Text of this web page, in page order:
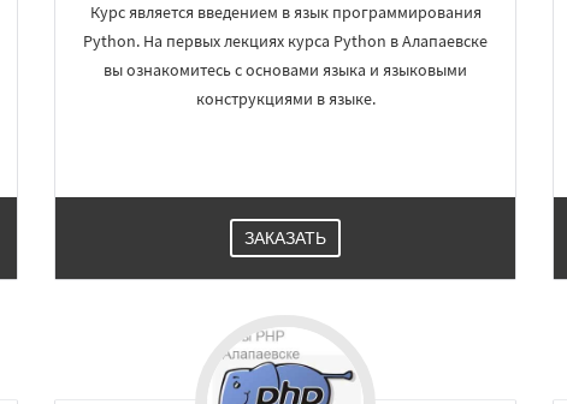
Курс является введением в язык программирования
Python. На первых лекциях курса Python в Алапаевске
вы ознакомитесь с основами языка и языковыми
конструкциями в языке.
ЗАКАЗАТЬ